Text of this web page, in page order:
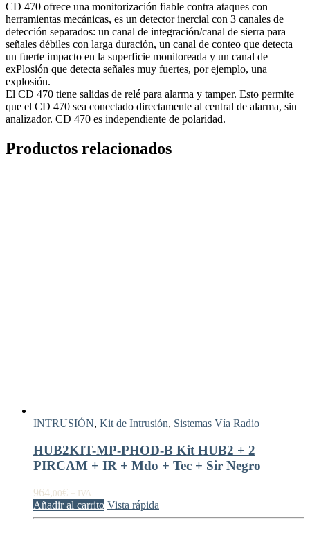
CD 470 ofrece una monitorización fiable contra ataques con
herramientas mecánicas, es un detector inercial con 3 canales de
detección separados: un canal de integración/canal de sierra para
señales débiles con larga duración, un canal de conteo que detecta
un fuerte impacto en la superficie monitoreada y un canal de
exPlosión que detecta señales muy fuertes, por ejemplo, una
explosión.
El CD 470 tiene salidas de relé para alarma y tamper. Esto permite
que el CD 470 sea conectado directamente al central de alarma, sin
analizador. CD 470 es independiente de polaridad.
Productos relacionados
INTRUSIÓN, Kit de Intrusión, Sistemas Vía Radio
HUB2KIT-MP-PHOD-B Kit HUB2 + 2
PIRCAM + IR + Mdo + Tec + Sir Negro
964,00€ + IVA
Añadir al carrito Vista rápida